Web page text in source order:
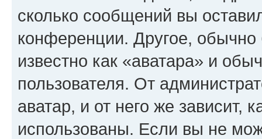
сколько сообщений вы
конференции. Другое,
известно как «аватара» и
пользователя. От
аватар, и от него же зависит,
использованы. Если вы не